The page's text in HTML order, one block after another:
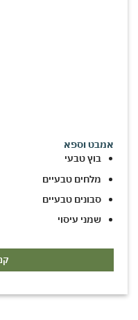
אמבט וספא
בוץ טבעי
מלחים טבעיים
סבונים טבעיים
שמני עיסוי
קנה